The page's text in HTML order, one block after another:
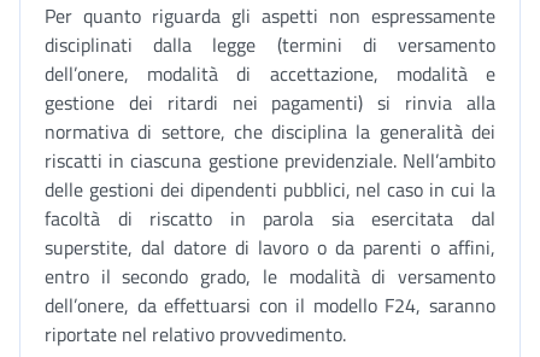
Per quanto riguarda gli aspetti non espressamente
disciplinati dalla legge (termini di versamento
dell’onere, modalità di accettazione, modalità e
gestione dei ritardi nei pagamenti) si rinvia alla
normativa di settore, che disciplina la generalità dei
riscatti in ciascuna gestione previdenziale. Nell’ambito
delle gestioni dei dipendenti pubblici, nel caso in cui la
facoltà di riscatto in parola sia esercitata dal
superstite, dal datore di lavoro o da parenti o affini,
entro il secondo grado, le modalità di versamento
dell’onere, da effettuarsi con il modello F24, saranno
riportate nel relativo provvedimento.